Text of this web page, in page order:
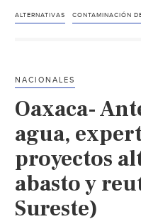
ALTERNATIVAS CONTAMINACIÓN
NACIONALES
Oaxaca-
agua,
proyectos
abasto y
Sureste)